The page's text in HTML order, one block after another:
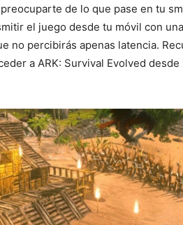
de lo que pase en tu
el juego desde tu móvil con
no percibirás apenas latencia.
a ARK: Survival Evolved